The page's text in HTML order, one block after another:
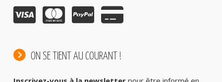
ON SE TIENT AU COURANT !